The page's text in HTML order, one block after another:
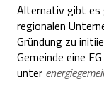
Alternativ gibt es
regionalen
Gründung zu
Gemeinde eine
unter